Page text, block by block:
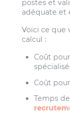
postes et
adéquate et
Voici ce que
calcul :
Coût
Coût
Temps